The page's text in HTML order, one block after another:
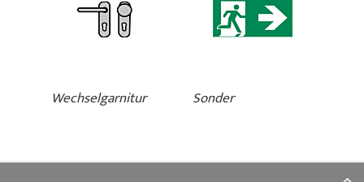
Wechselgarnitur Sonder